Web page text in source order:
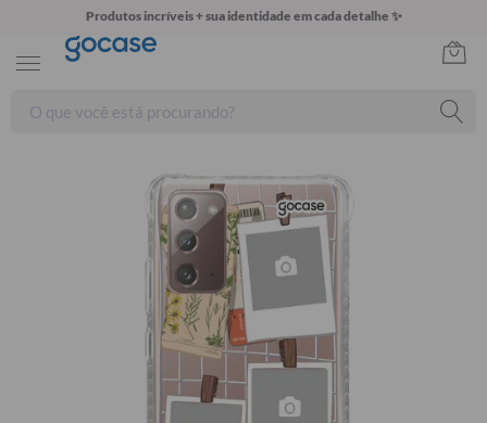
Produtos incríveis + sua identidade em cada detalhe ✨